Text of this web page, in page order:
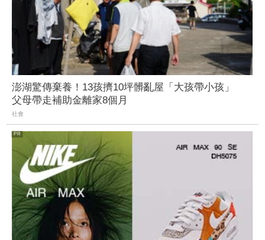
澎湖驚傳棄養！13孩擠10坪髒亂屋「大孩帶小孩」
父母帶走補助金離家8個月
社會